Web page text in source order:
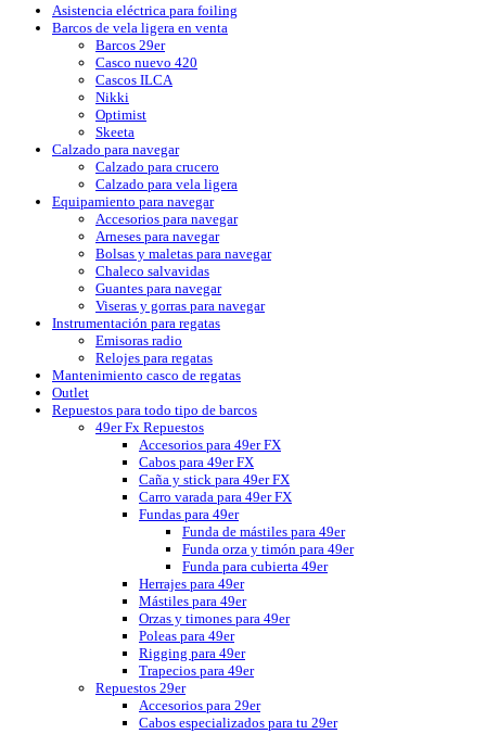
Asistencia eléctrica para foiling
Barcos de vela ligera en venta
Barcos 29er
Casco nuevo 420
Cascos ILCA
Nikki
Optimist
Skeeta
Calzado para navegar
Calzado para crucero
Calzado para vela ligera
Equipamiento para navegar
Accesorios para navegar
Arneses para navegar
Bolsas y maletas para navegar
Chaleco salvavidas
Guantes para navegar
Viseras y gorras para navegar
Instrumentación para regatas
Emisoras radio
Relojes para regatas
Mantenimiento casco de regatas
Outlet
Repuestos para todo tipo de barcos
49er Fx Repuestos
Accesorios para 49er FX
Cabos para 49er FX
Caña y stick para 49er FX
Carro varada para 49er FX
Fundas para 49er
Funda de mástiles para 49er
Funda orza y timón para 49er
Funda para cubierta 49er
Herrajes para 49er
Mástiles para 49er
Orzas y timones para 49er
Poleas para 49er
Rigging para 49er
Trapecios para 49er
Repuestos 29er
Accesorios para 29er
Cabos especializados para tu 29er